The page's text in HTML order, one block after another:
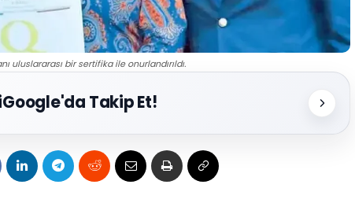
uluslararası bir sertifika ile onurlandırıldı.
Google'da Takip Et!